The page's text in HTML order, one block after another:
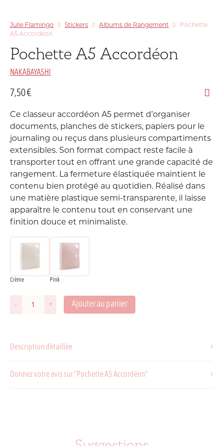
Julie Flamingo Stickers Albums de Rangement
Pochette
A5 Accordéon
Pochette A5 Accordéon
NAKABAYASHI
7,50€
Ce classeur accordéon A5 permet d’organiser
documents, planches de stickers, papiers pour le
journaling ou reçus dans plusieurs compartiments
extensibles. Son format compact reste facile à
transporter tout en offrant une grande capacité de
rangement. La fermeture élastiquée maintient le
contenu bien protégé au quotidien. Réalisé dans
une matière plastique semi-transparente, il laisse
apparaître le contenu tout en conservant une
finition douce et minimaliste.
Crème Pink
-
quantité
Accordéon
+ Ajouter au panier
Description détaillée
Donnez votre avis sur "Pochette A5 Accordéon"